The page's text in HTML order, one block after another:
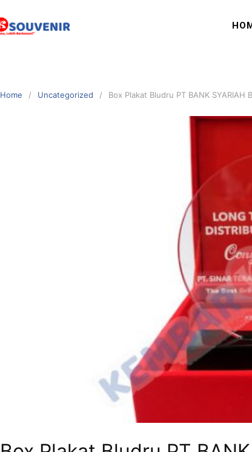
Home Uncategorized Box Plakat Bludru PT BANK SYARIAH